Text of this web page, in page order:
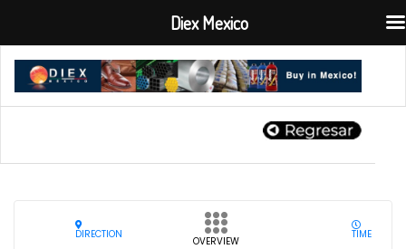
DIRECTION
OVERVIEW
TIME
Diex Mexico